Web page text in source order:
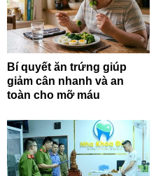
Bí quyết ăn trứng giúp
giảm cân nhanh và an
toàn cho mỡ máu